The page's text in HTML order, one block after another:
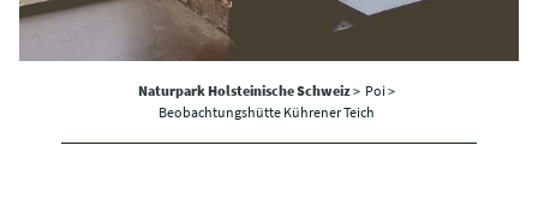
Naturpark Holsteinische Schweiz> Poi >
Beobachtungshütte Kührener Teich